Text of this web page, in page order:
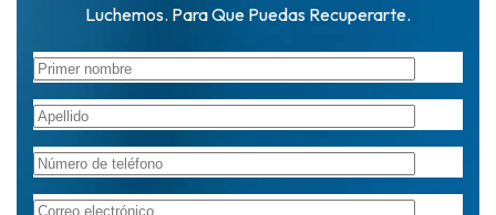
Luchemos. Para Que Puedas Recuperarte.